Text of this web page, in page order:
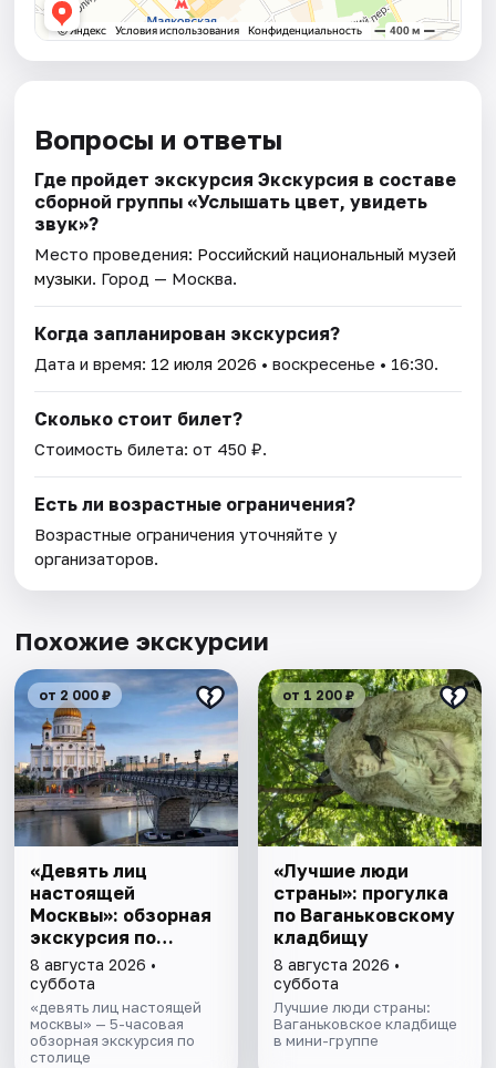
Вопросы и ответы
Где пройдет экскурсия Экскурсия в составе
сборной группы «Услышать цвет, увидеть
звук»?
Место проведения: Российский национальный музей
музыки. Город — Москва.
Когда запланирован экскурсия?
Дата и время: 12 июля 2026 • воскресенье • 16:30.
Сколько стоит билет?
Стоимость билета: от 450 ₽.
Есть ли возрастные ограничения?
Возрастные ограничения уточняйте у
организаторов.
Похожие экскурсии
от 2 000 ₽
«Девять лиц
настоящей
Москвы»: обзорная
экскурсия по
столице
8 августа 2026 •
суббота
«девять лиц настоящей
москвы» — 5-часовая
обзорная экскурсия по
столице
от 1 200 ₽
«Лучшие люди
страны»: прогулка
по Ваганьковскому
кладбищу
8 августа 2026 •
суббота
Лучшие люди страны:
Ваганьковское кладбище
в мини-группе